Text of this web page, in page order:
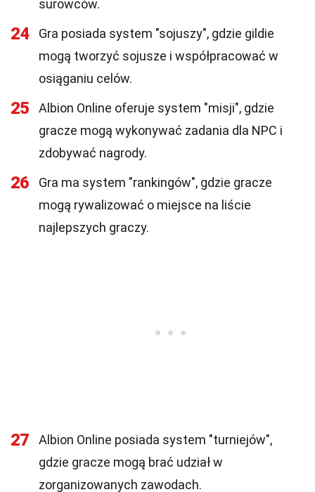
surowców.
24
Gra posiada system "sojuszy", gdzie gildie
mogą tworzyć sojusze i współpracować w
osiąganiu celów.
25
Albion Online oferuje system "misji", gdzie
gracze mogą wykonywać zadania dla NPC i
zdobywać nagrody.
26
Gra ma system "rankingów", gdzie gracze
mogą rywalizować o miejsce na liście
najlepszych graczy.
27
Albion Online posiada system "turniejów",
gdzie gracze mogą brać udział w
zorganizowanych zawodach.